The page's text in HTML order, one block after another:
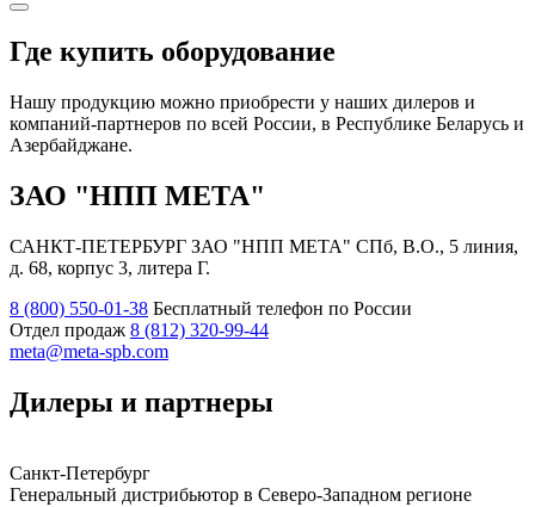
Где купить оборудование
Нашу продукцию можно приобрести у наших дилеров и
компаний-партнеров по всей России, в Республике Беларусь и
Азербайджане.
ЗАО НПП МЕТА
САНКТ-ПЕТЕРБУРГ ЗАО НПП МЕТА
СПб, В.О., 5 линия,
д. 68, корпус 3, литера Г.
8 (800) 550-01-38 Бесплатный телефон по России
Отдел продаж 8 (812) 320-99-44
meta@meta-spb.com
Дилеры и партнеры
Санкт-Петербург
Генеральный дистрибьютор в Северо-Западном регионе